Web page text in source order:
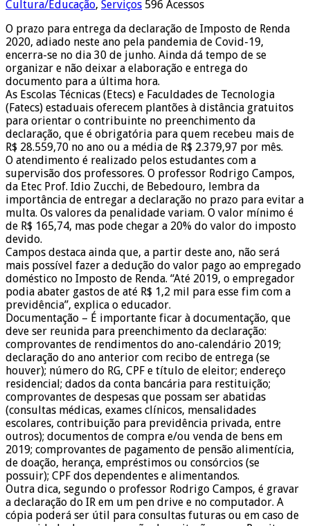
Cultura/Educação, Serviços 596 Acessos
O prazo para entrega da declaração de Imposto de Renda
2020, adiado neste ano pela pandemia de Covid-19,
encerra-se no dia 30 de junho. Ainda dá tempo de se
organizar e não deixar a elaboração e entrega do
documento para a última hora.
As Escolas Técnicas (Etecs) e Faculdades de Tecnologia
(Fatecs) estaduais oferecem plantões à distância gratuitos
para orientar o contribuinte no preenchimento da
declaração, que é obrigatória para quem recebeu mais de
R$ 28.559,70 no ano ou a média de R$ 2.379,97 por mês.
O atendimento é realizado pelos estudantes com a
supervisão dos professores. O professor Rodrigo Campos,
da Etec Prof. Idio Zucchi, de Bebedouro, lembra da
importância de entregar a declaração no prazo para evitar a
multa. Os valores da penalidade variam. O valor mínimo é
de R$ 165,74, mas pode chegar a 20% do valor do imposto
devido.
Campos destaca ainda que, a partir deste ano, não será
mais possível fazer a dedução do valor pago ao empregado
doméstico no Imposto de Renda. “Até 2019, o empregador
podia abater gastos de até R$ 1,2 mil para esse fim com a
previdência”, explica o educador.
Documentação – É importante ficar à documentação, que
deve ser reunida para preenchimento da declaração:
comprovantes de rendimentos do ano-calendário 2019;
declaração do ano anterior com recibo de entrega (se
houver); número do RG, CPF e título de eleitor; endereço
residencial; dados da conta bancária para restituição;
comprovantes de despesas que possam ser abatidas
(consultas médicas, exames clínicos, mensalidades
escolares, contribuição para previdência privada, entre
outros); documentos de compra e/ou venda de bens em
2019; comprovantes de pagamento de pensão alimentícia,
de doação, herança, empréstimos ou consórcios (se
possuir); CPF dos dependentes e alimentandos.
Outra dica, segundo o professor Rodrigo Campos, é gravar
a declaração do IR em um pen drive e no computador. A
cópia poderá ser útil para consultas futuras ou em caso de